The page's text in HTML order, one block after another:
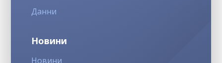
Данни
Новини
Новини